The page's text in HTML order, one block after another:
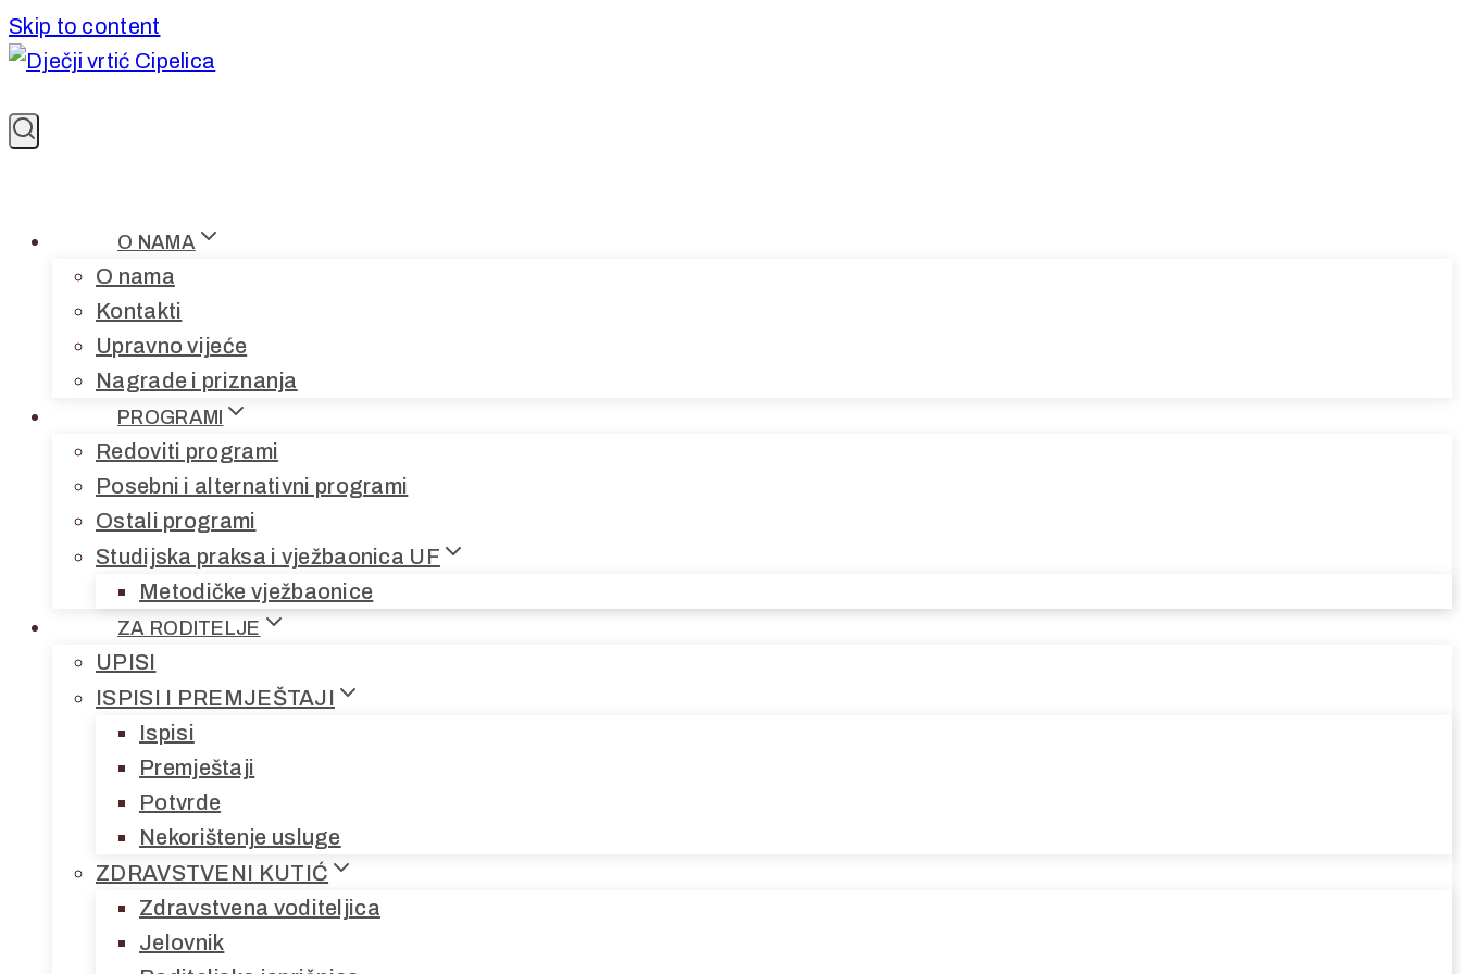
Skip to content
O NAMA
O nama
Kontakti
Upravno vijeće
Nagrade i priznanja
PROGRAMI
Redoviti programi
Posebni i alternativni programi
Ostali programi
Studijska praksa i vježbaonica UF
Metodičke vježbaonice
ZA RODITELJE
UPISI
ISPISI I PREMJEŠTAJI
Ispisi
Premještaji
Potvrde
Nekorištenje usluge
ZDRAVSTVENI KUTIĆ
Zdravstvena voditeljica
Jelovnik